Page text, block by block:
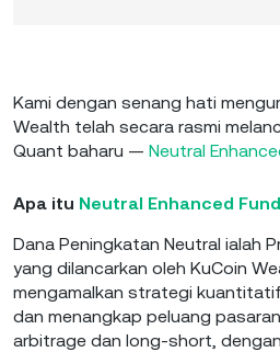
Kami dengan senang hati
Wealth telah secara rasmi
Quant baharu — Neutral
Apa itu Neutral Enhanced Fund
Dana Peningkatan Neutral ialah
yang dilancarkan oleh KuCoin
mengamalkan strategi
dan menangkap peluang
arbitrage dan long-short,